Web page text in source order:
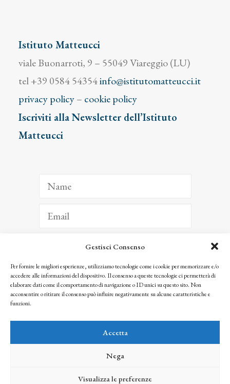
Gestisci Consenso
Per fornire le migliori esperienze, utilizziamo tecnologie come i cookie per memorizzare e/o
accedere alle informazioni del dispositivo. Il consenso a queste tecnologie ci permetterà di
elaborare dati come il comportamento di navigazione o ID unici su questo sito. Non
acconsentire o ritirare il consenso può influire negativamente su alcune caratteristiche e
funzioni.
Accetta
Nega
Visualizza le preferenze
Istituto Matteucci
viale Buonarroti, 9 – 55049 Viareggio (LU)
tel +39 0584 54354info@istitutomatteucci.it
privacy policy– cookie policy
Iscriviti alla Newsletter dell’Istituto
Matteucci
ISCRIVITI
Facendo clic per iscriverti, riconosci che le tue informazioni saranno trattate
seguendo la nostra Privacy Policy
© 2025 Istituto Matteucci. All right reserved
l’autorizzazione scritta dei proprietari dei diritti e dell’Istituto Matteucci